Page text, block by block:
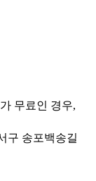
무료인 경우,
구 송포백송길